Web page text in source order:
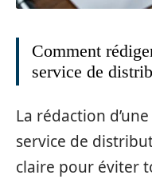
Comment
service de
La rédaction
service de
claire pour éviter